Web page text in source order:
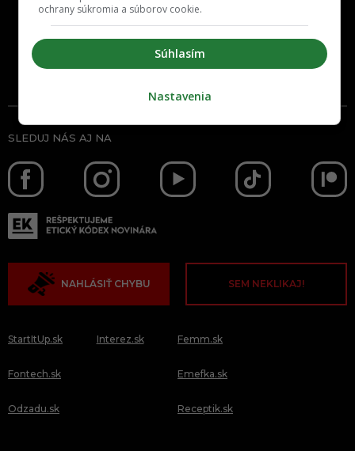
Inzercia Cenník
SLEDUJ NÁS AJ NA
NAHLÁSIŤ CHYBU SEM NEKLIKAJ!
StartItUp.sk
Fontech.sk
Odzadu.sk
Interez.sk Femm.sk
Emefka.sk
Receptik.sk
ochrany súkromia a súborov cookie.
Súhlasím
Nastavenia